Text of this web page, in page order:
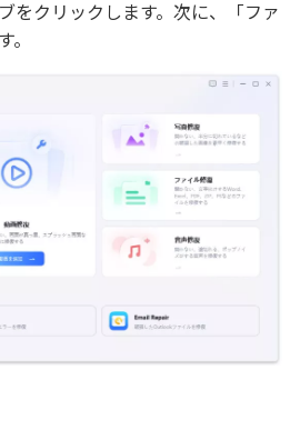
をクリックします。次に、「ファ